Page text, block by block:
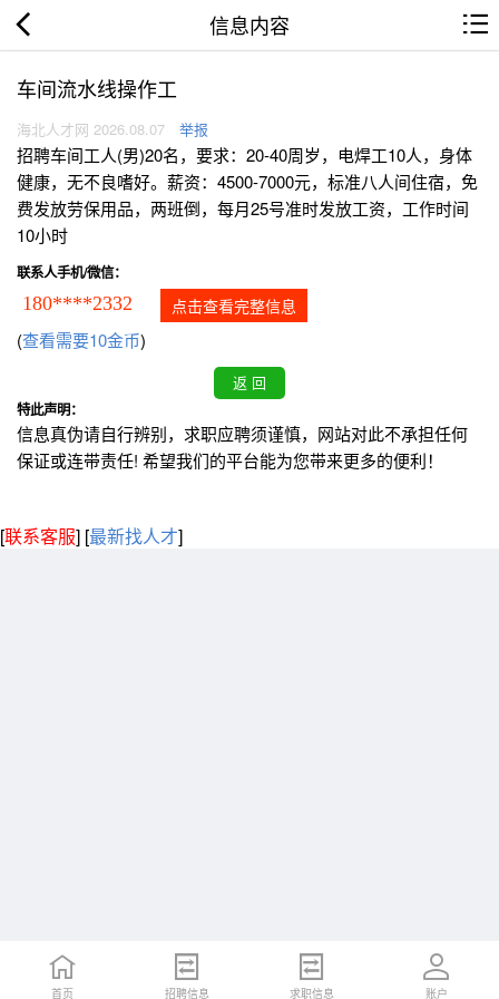
信息内容
车间流水线操作工
海北人才网 2026.08.07 举报
招聘车间工人(男)20名，要求：20-40周岁，电焊工10人，身体
健康，无不良嗜好。薪资：4500-7000元，标准八人间住宿，免
费发放劳保用品，两班倒，每月25号准时发放工资，工作时间
10小时
联系人手机/微信：
180****2332 点击查看完整信息
(查看需要10金币)
特此声明：
信息真伪请自行辨别，求职应聘须谨慎，网站对此不承担任何
保证或连带责任! 希望我们的平台能为您带来更多的便利！
[联系客服] [最新找人才]
首页 招聘信息 求职信息 账户